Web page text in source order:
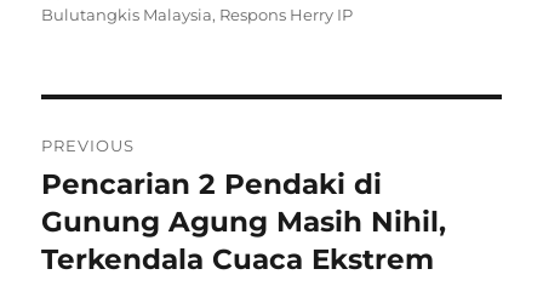
on
Bulutangkis Malaysia, Respons Herry IP
pos
PREVIOUS
Previous
post:
Pencarian 2 Pendaki di
Gunung Agung Masih Nihil,
Terkendala Cuaca Ekstrem